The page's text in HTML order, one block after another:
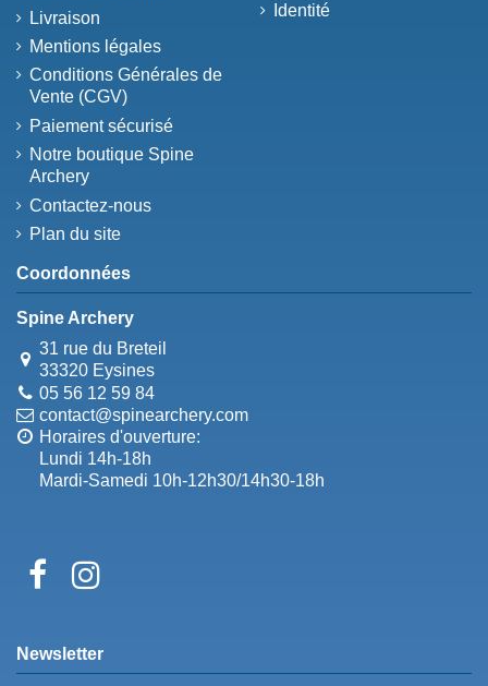
Livraison
Mentions légales
Conditions Générales de
Vente (CGV)
Paiement sécurisé
Notre boutique Spine
Archery
Contactez-nous
Plan du site
Identité
Coordonnées
Spine Archery
31 rue du Breteil
33320 Eysines
05 56 12 59 84
contact@spinearchery.com
Horaires d'ouverture:
Lundi 14h-18h
Mardi-Samedi 10h-12h30/14h30-18h
Newsletter